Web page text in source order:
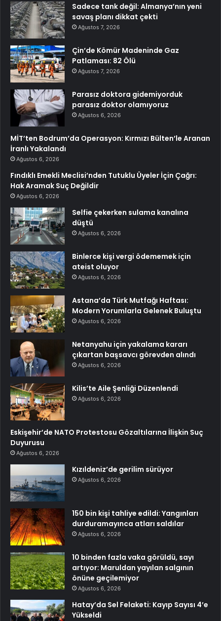
Sadece tank değil: Almanya’nın yeni
savaş planı dikkat çekti
Ağustos 7, 2026
Çin’de Kömür Madeninde Gaz
Patlaması: 82 Ölü
Ağustos 7, 2026
Parasız doktora gidemiyorduk
parasız doktor olamıyoruz
Ağustos 6, 2026
MİT’ten Bodrum’da Operasyon: Kırmızı Bülten’le Aranan
İranlı Yakalandı
Ağustos 6, 2026
Fındıklı Emekli Meclisi’nden Tutuklu Üyeler İçin Çağrı:
Hak Aramak Suç Değildir
Ağustos 6, 2026
Selfie çekerken sulama kanalına
düştü
Ağustos 6, 2026
Binlerce kişi vergi ödememek için
ateist oluyor
Ağustos 6, 2026
Astana’da Türk Mutfağı Haftası:
Modern Yorumlarla Gelenek Buluştu
Ağustos 6, 2026
Netanyahu için yakalama kararı
çıkartan başsavcı görevden alındı
Ağustos 6, 2026
Kilis’te Aile Şenliği Düzenlendi
Ağustos 6, 2026
Eskişehir’de NATO Protestosu Gözaltılarına İlişkin Suç
Duyurusu
Ağustos 6, 2026
Kızıldeniz’de gerilim sürüyor
Ağustos 6, 2026
150 bin kişi tahliye edildi: Yangınları
durduramayınca atları saldılar
Ağustos 6, 2026
10 binden fazla vaka görüldü, sayı
artıyor: Maruldan yayılan salgının
önüne geçilemiyor
Ağustos 6, 2026
Hatay’da Sel Felaketi: Kayıp Sayısı 4’e
Yükseldi